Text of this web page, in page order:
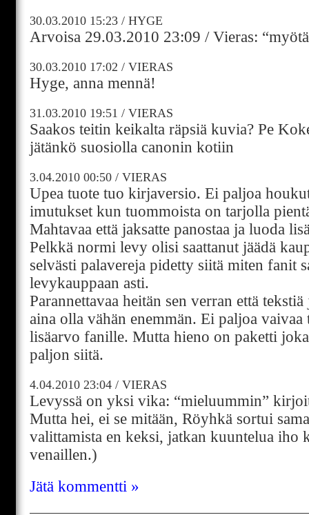
30.03.2010 15:23 / HYGE
Arvoisa 29.03.2010 23:09 / Vieras:
30.03.2010 17:02 / VIERAS
Hyge, anna mennä!
31.03.2010 19:51 / VIERAS
Saakos teitin keikalta räpsiä kuvia? Pe
jätänkö suosiolla canonin kotiin
3.04.2010 00:50 / VIERAS
Upea tuote tuo kirjaversio. Ei paljoa
imutukset kun tuommoista on tarjolla
Mahtavaa että jaksatte panostaa ja luoda
Pelkkä normi levy olisi saattanut jäädä
selvästi palavereja pidetty siitä miten fanit
levykauppaan asti.
Parannettavaa heitän sen verran että
aina olla vähän enemmän. Ei paljoa
lisäarvo fanille. Mutta hieno on paketti
paljon siitä.
4.04.2010 23:04 / VIERAS
Levyssä on yksi vika: “mieluummin”
Mutta hei, ei se mitään, Röyhkä sortui
valittamista en keksi, jatkan kuuntelua iho
venaillen.)
Jätä kommentti »